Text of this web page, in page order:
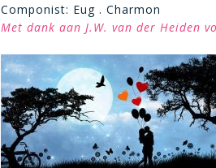
Componist: Eug . Charmon
Met dank aan J.W. van der Heiden